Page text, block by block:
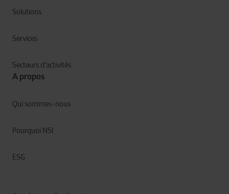
Solutions
Services
Secteurs d'activités
A propos
Qui sommes-nous
Pourquoi NSI
ESG